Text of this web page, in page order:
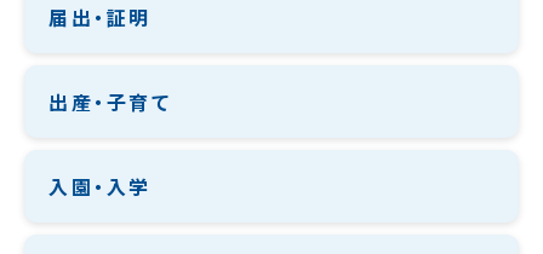
届出・証明
出産・子育て
入園・入学